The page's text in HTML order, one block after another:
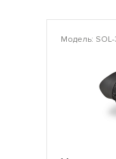
Модель: